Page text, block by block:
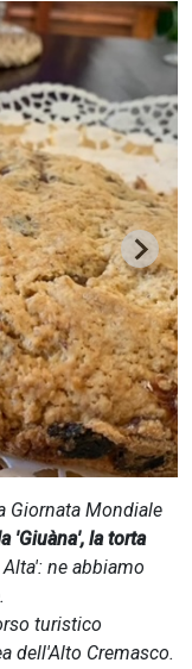
Giornata Mondiale
'Giuàna', la torta
ne abbiamo
turistico
dell'Alto Cremasco.